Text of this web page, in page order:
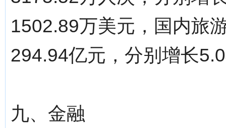
1502.89万美元，国内旅
294.94亿元，分别增长
九、金融